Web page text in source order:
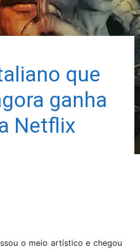
que
ganha
Netflix
o meio artístico e chegou